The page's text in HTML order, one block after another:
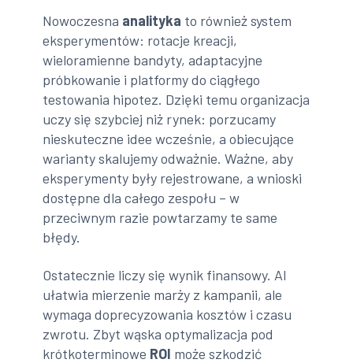
Nowoczesna analityka to również system
eksperymentów: rotacje kreacji,
wieloramienne bandyty, adaptacyjne
próbkowanie i platformy do ciągłego
testowania hipotez. Dzięki temu organizacja
uczy się szybciej niż rynek: porzucamy
nieskuteczne idee wcześnie, a obiecujące
warianty skalujemy odważnie. Ważne, aby
eksperymenty były rejestrowane, a wnioski
dostępne dla całego zespołu – w
przeciwnym razie powtarzamy te same
błędy.
Ostatecznie liczy się wynik finansowy. AI
ułatwia mierzenie marży z kampanii, ale
wymaga doprecyzowania kosztów i czasu
zwrotu. Zbyt wąska optymalizacja pod
krótkoterminowe ROI może szkodzić